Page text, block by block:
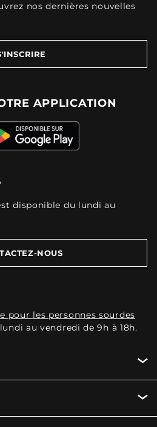
nos dernières nouvelles
APPLICATION
disponible du lundi au
NOUS
pour les personnes sourdes
au vendredi de 9h à 18h.